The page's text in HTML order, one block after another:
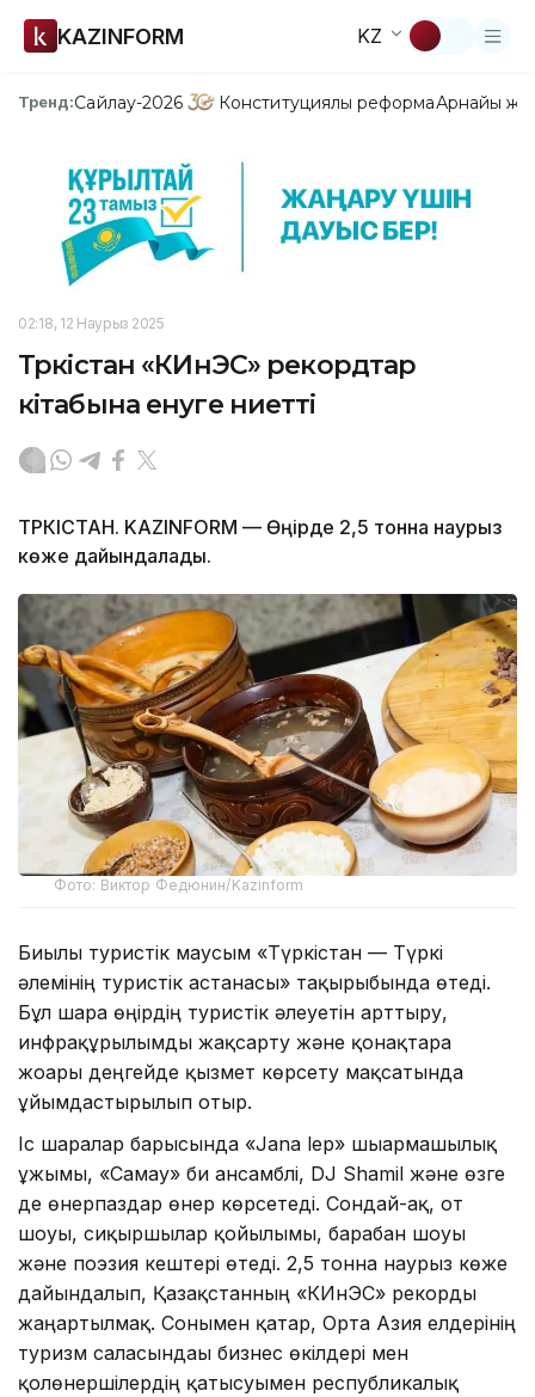
KAZINFORM KZ
Тренд:Сайлау-2026 Конституциялық реформаАрнайы
02:18, 12 Наурыз 2025
Түркістан «КИнЭС» рекордтар
кітабына енуге ниетті
ТҮРКІСТАН. KAZINFORM — Өңірде 2,5 тонна наурыз
көже дайындалады.
Фото: Виктор Федюнин/Kazinform
Биылғы туристік маусым «Түркістан — Түркі
әлемінің туристік астанасы» тақырыбында өтеді.
Бұл шара өңірдің туристік әлеуетін арттыру,
инфрақұрылымды жақсарту және қонақтарға
жоғары деңгейде қызмет көрсету мақсатында
ұйымдастырылып отыр.
Іс шаралар барысында «Jana lep» шығармашылық
ұжымы, «Самғау» би ансамблі, DJ Shamil және өзге
де өнерпаздар өнер көрсетеді. Сондай-ақ, от
шоуы, сиқыршылар қойылымы, барабан шоуы
және поэзия кештері өтеді. 2,5 тонна наурыз көже
дайындалып, Қазақстанның «КИнЭС» рекорды
жаңартылмақ. Сонымен қатар, Орта Азия елдерінің
туризм саласындағы бизнес өкілдері мен
қолөнершілердің қатысуымен республикалық